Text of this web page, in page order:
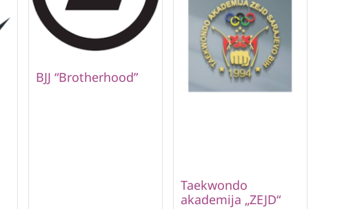
BJJ “Brotherhood”
Taekwondo
akademija „ZEJD“